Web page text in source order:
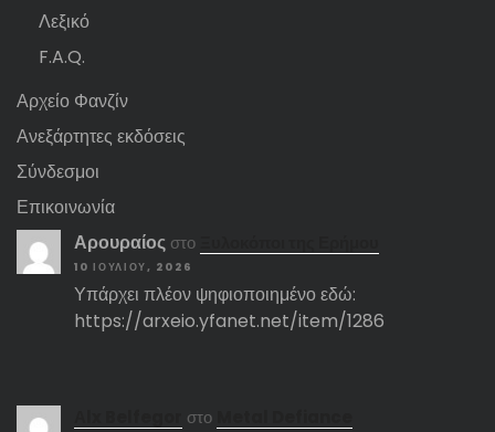
Λεξικό
F.A.Q.
Αρχείο Φανζίν
Ανεξάρτητες εκδόσεις
Σύνδεσμοι
Επικοινωνία
Αρουραίος στο
10 ΙΟΥΛΊΟΥ, 2026
Υπάρχει πλέον ψηφιοποιημένο εδώ:
https://arxeio.yfanet.net/item/1286
στο